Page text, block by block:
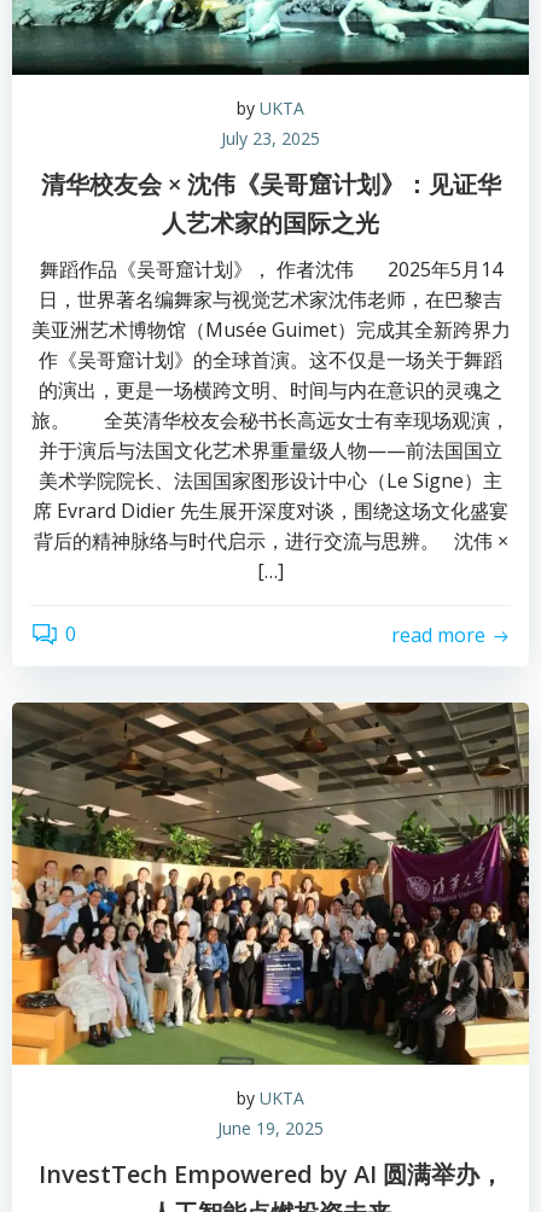
by UKTA
July 23, 2025
清华校友会 × 沈伟《吴哥窟计划》：见证华
人艺术家的国际之光
舞蹈作品《吴哥窟计划》， 作者沈伟 2025年5月14
日，世界著名编舞家与视觉艺术家沈伟老师，在巴黎吉
美亚洲艺术博物馆（Musée Guimet）完成其全新跨界力
作《吴哥窟计划》的全球首演。这不仅是一场关于舞蹈
的演出，更是一场横跨文明、时间与内在意识的灵魂之
旅。 全英清华校友会秘书长高远女士有幸现场观演，
并于演后与法国文化艺术界重量级人物——前法国国立
美术学院院长、法国国家图形设计中心（Le Signe）主
席 Evrard Didier 先生展开深度对谈，围绕这场文化盛宴
背后的精神脉络与时代启示，进行交流与思辨。 沈伟 ×
[…]
0 read more
by UKTA
June 19, 2025
InvestTech Empowered by AI 圆满举办，